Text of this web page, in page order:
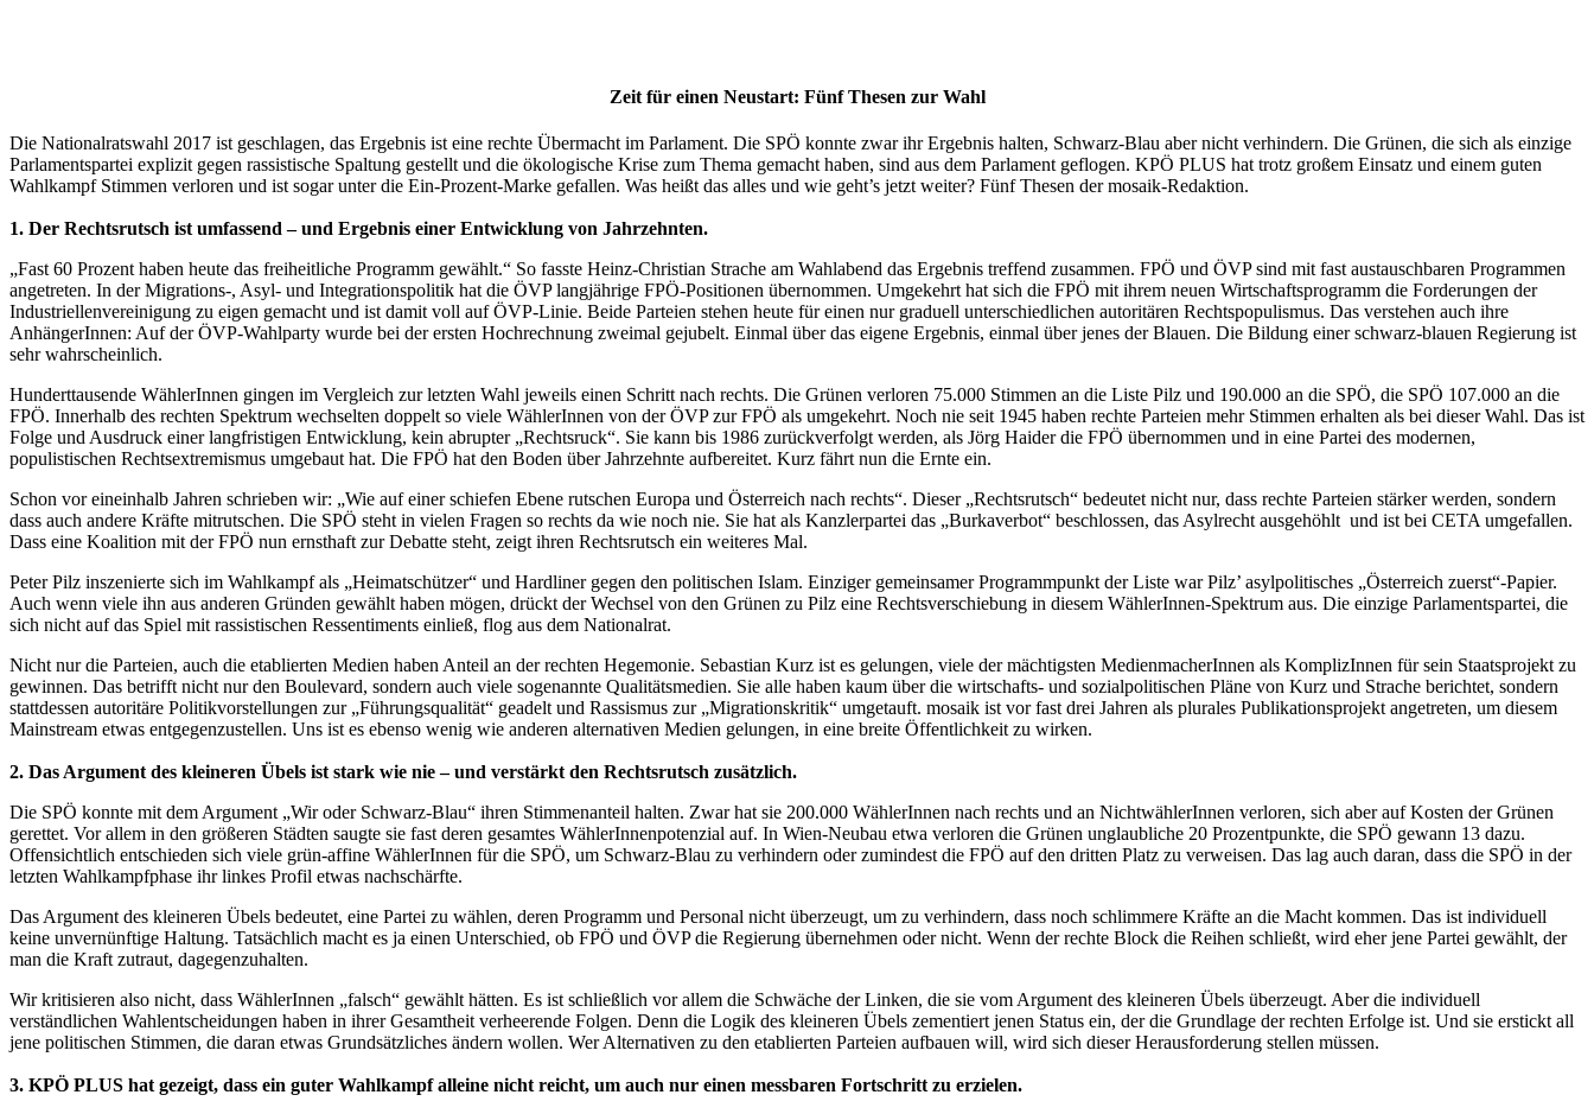
Zeit für einen Neustart: Fünf Thesen zur Wahl
Die Nationalratswahl 2017 ist geschlagen, das Ergebnis ist eine rechte Übermacht im Parlament. Die SPÖ konnte zwar ihr Ergebnis halten, Schwarz-Blau aber nicht verhindern. Die Grünen, die sich als einzige
Parlamentspartei explizit gegen rassistische Spaltung gestellt und die ökologische Krise zum Thema gemacht haben, sind aus dem Parlament geflogen. KPÖ PLUS hat trotz großem Einsatz und einem guten
Wahlkampf Stimmen verloren und ist sogar unter die Ein-Prozent-Marke gefallen. Was heißt das alles und wie geht’s jetzt weiter? Fünf Thesen der mosaik-Redaktion.
1. Der Rechtsrutsch ist umfassend – und Ergebnis einer Entwicklung von Jahrzehnten.
„Fast 60 Prozent haben heute das freiheitliche Programm gewählt.“ So fasste Heinz-Christian Strache am Wahlabend das Ergebnis treffend zusammen. FPÖ und ÖVP sind mit fast austauschbaren Programmen
angetreten. In der Migrations-, Asyl- und Integrationspolitik hat die ÖVP langjährige FPÖ-Positionen übernommen. Umgekehrt hat sich die FPÖ mit ihrem neuen Wirtschaftsprogramm die Forderungen der
Industriellenvereinigung zu eigen gemacht und ist damit voll auf ÖVP-Linie. Beide Parteien stehen heute für einen nur graduell unterschiedlichen autoritären Rechtspopulismus. Das verstehen auch ihre
AnhängerInnen: Auf der ÖVP-Wahlparty wurde bei der ersten Hochrechnung zweimal gejubelt. Einmal über das eigene Ergebnis, einmal über jenes der Blauen. Die Bildung einer schwarz-blauen Regierung ist
sehr wahrscheinlich.
Hunderttausende WählerInnen gingen im Vergleich zur letzten Wahl jeweils einen Schritt nach rechts. Die Grünen verloren 75.000 Stimmen an die Liste Pilz und 190.000 an die SPÖ, die SPÖ 107.000 an die
FPÖ. Innerhalb des rechten Spektrum wechselten doppelt so viele WählerInnen von der ÖVP zur FPÖ als umgekehrt. Noch nie seit 1945 haben rechte Parteien mehr Stimmen erhalten als bei dieser Wahl. Das ist
Folge und Ausdruck einer langfristigen Entwicklung, kein abrupter „Rechtsruck“. Sie kann bis 1986 zurückverfolgt werden, als Jörg Haider die FPÖ übernommen und in eine Partei des modernen,
populistischen Rechtsextremismus umgebaut hat. Die FPÖ hat den Boden über Jahrzehnte aufbereitet. Kurz fährt nun die Ernte ein.
Schon vor eineinhalb Jahren schrieben wir: „Wie auf einer schiefen Ebene rutschen Europa und Österreich nach rechts“. Dieser „Rechtsrutsch“ bedeutet nicht nur, dass rechte Parteien stärker werden, sondern
dass auch andere Kräfte mitrutschen. Die SPÖ steht in vielen Fragen so rechts da wie noch nie. Sie hat als Kanzlerpartei das „Burkaverbot“ beschlossen, das Asylrecht ausgehöhlt und ist bei CETA umgefallen.
Dass eine Koalition mit der FPÖ nun ernsthaft zur Debatte steht, zeigt ihren Rechtsrutsch ein weiteres Mal.
Peter Pilz inszenierte sich im Wahlkampf als „Heimatschützer“ und Hardliner gegen den politischen Islam. Einziger gemeinsamer Programmpunkt der Liste war Pilz’ asylpolitisches „Österreich zuerst“-Papier.
Auch wenn viele ihn aus anderen Gründen gewählt haben mögen, drückt der Wechsel von den Grünen zu Pilz eine Rechtsverschiebung in diesem WählerInnen-Spektrum aus. Die einzige Parlamentspartei, die
sich nicht auf das Spiel mit rassistischen Ressentiments einließ, flog aus dem Nationalrat.
Nicht nur die Parteien, auch die etablierten Medien haben Anteil an der rechten Hegemonie. Sebastian Kurz ist es gelungen, viele der mächtigsten MedienmacherInnen als KomplizInnen für sein Staatsprojekt zu
gewinnen. Das betrifft nicht nur den Boulevard, sondern auch viele sogenannte Qualitätsmedien. Sie alle haben kaum über die wirtschafts- und sozialpolitischen Pläne von Kurz und Strache berichtet, sondern
stattdessen autoritäre Politikvorstellungen zur „Führungsqualität“ geadelt und Rassismus zur „Migrationskritik“ umgetauft. mosaik ist vor fast drei Jahren als plurales Publikationsprojekt angetreten, um diesem
Mainstream etwas entgegenzustellen. Uns ist es ebenso wenig wie anderen alternativen Medien gelungen, in eine breite Öffentlichkeit zu wirken.
2. Das Argument des kleineren Übels ist stark wie nie – und verstärkt den Rechtsrutsch zusätzlich.
Die SPÖ konnte mit dem Argument „Wir oder Schwarz-Blau“ ihren Stimmenanteil halten. Zwar hat sie 200.000 WählerInnen nach rechts und an NichtwählerInnen verloren, sich aber auf Kosten der Grünen
gerettet. Vor allem in den größeren Städten saugte sie fast deren gesamtes WählerInnenpotenzial auf. In Wien-Neubau etwa verloren die Grünen unglaubliche 20 Prozentpunkte, die SPÖ gewann 13 dazu.
Offensichtlich entschieden sich viele grün-affine WählerInnen für die SPÖ, um Schwarz-Blau zu verhindern oder zumindest die FPÖ auf den dritten Platz zu verweisen. Das lag auch daran, dass die SPÖ in der
letzten Wahlkampfphase ihr linkes Profil etwas nachschärfte.
Das Argument des kleineren Übels bedeutet, eine Partei zu wählen, deren Programm und Personal nicht überzeugt, um zu verhindern, dass noch schlimmere Kräfte an die Macht kommen. Das ist individuell
keine unvernünftige Haltung. Tatsächlich macht es ja einen Unterschied, ob FPÖ und ÖVP die Regierung übernehmen oder nicht. Wenn der rechte Block die Reihen schließt, wird eher jene Partei gewählt, der
man die Kraft zutraut, dagegenzuhalten.
Wir kritisieren also nicht, dass WählerInnen „falsch“ gewählt hätten. Es ist schließlich vor allem die Schwäche der Linken, die sie vom Argument des kleineren Übels überzeugt. Aber die individuell
verständlichen Wahlentscheidungen haben in ihrer Gesamtheit verheerende Folgen. Denn die Logik des kleineren Übels zementiert jenen Status ein, der die Grundlage der rechten Erfolge ist. Und sie erstickt all
jene politischen Stimmen, die daran etwas Grundsätzliches ändern wollen. Wer Alternativen zu den etablierten Parteien aufbauen will, wird sich dieser Herausforderung stellen müssen.
3. KPÖ PLUS hat gezeigt, dass ein guter Wahlkampf alleine nicht reicht, um auch nur einen messbaren Fortschritt zu erzielen.